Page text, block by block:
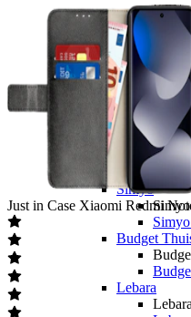
KPN
KPN
KPN
Ben
Ben
Ben
Ben
Simyo
Simyo
Budget
Lebara
Lebara
Just in Case Xiaomi Redmi